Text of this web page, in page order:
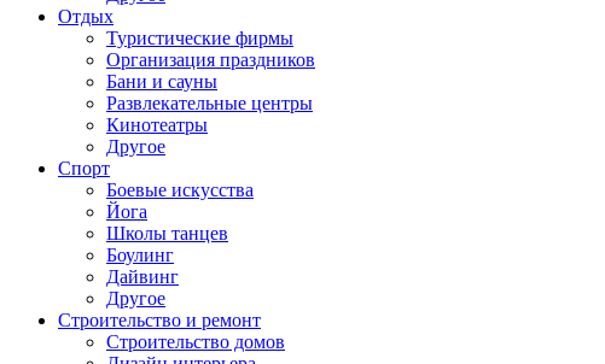
Отдых
Туристические фирмы
Организация праздников
Бани и сауны
Развлекательные центры
Кинотеатры
Другое
Спорт
Боевые искусства
Йога
Школы танцев
Боулинг
Дайвинг
Другое
Строительство и ремонт
Строительство домов